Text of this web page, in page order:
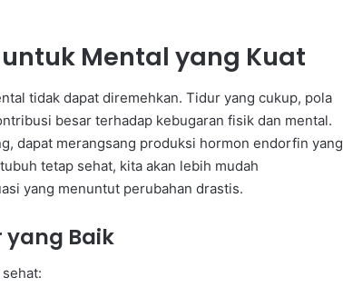
Mental yang Kuat
tidak dapat diremehkan. Tidur yang cukup, pola
besar terhadap kebugaran fisik dan mental.
dapat merangsang produksi hormon endorfin yang
tetap sehat, kita akan lebih mudah
yang menuntut perubahan drastis.
yang Baik